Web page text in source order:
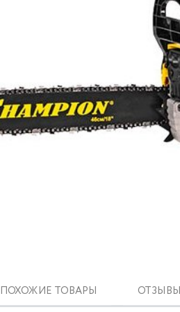
ПОХОЖИЕ ТОВАРЫ